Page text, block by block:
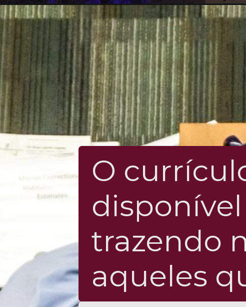
O
trazendo
aqueles